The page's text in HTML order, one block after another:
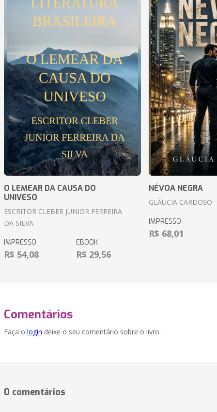
O LEMEAR DA CAUSA DO
UNIVESO
ESCRITOR CLEBER JUNIOR FERREIRA
DA SILVA
IMPRESSO
R$ 54,08
EBOOK
R$ 29,56
NÉVOA NEGRA
GLÁUCIA CARDOSO
IMPRESSO
R$ 68,01
Comentários
Faça o login deixe o seu comentário sobre o livro.
0 comentários